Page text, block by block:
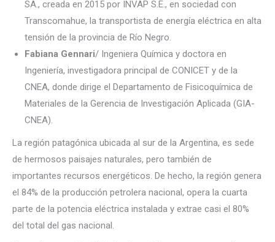
SA., creada en 2015 por INVAP S.E., en sociedad con
Transcomahue, la transportista de energía eléctrica en alta
tensión de la provincia de Río Negro.
Fabiana Gennari/ Ingeniera Química y doctora en
Ingeniería, investigadora principal de CONICET y de la
CNEA, donde dirige el Departamento de Fisicoquímica de
Materiales de la Gerencia de Investigación Aplicada (GIA-
CNEA).
La región patagónica ubicada al sur de la Argentina, es sede
de hermosos paisajes naturales, pero también de
importantes recursos energéticos. De hecho, la región genera
el 84% de la producción petrolera nacional, opera la cuarta
parte de la potencia eléctrica instalada y extrae casi el 80%
del total del gas nacional.